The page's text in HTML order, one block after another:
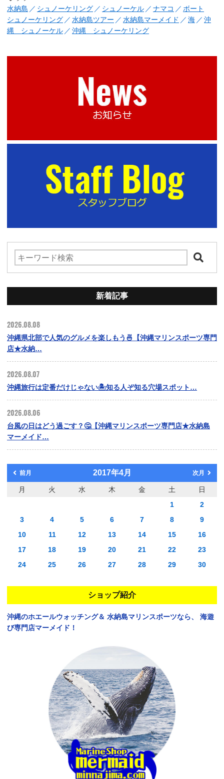
水納島
シュノーケリング シュノーケル ナマコ
ボート
シュノーケリング
水納島ツアー 水納島マーメイド 海
沖
縄 シュノーケル
沖縄 シュノーケリング
新着記事
2026.08.08
沖縄県北部で人気のグルメを楽しもう🍜【沖縄マリンスポーツ専門
店★水納…
2026.08.07
沖縄旅行は定番だけじゃない🏝️知る人ぞ知る穴場スポット…
2026.08.06
台風の日はどう過ごす？🤔【沖縄マリンスポーツ専門店★水納島
マーメイド…
前月 2017年4月 次月
月 火 水 木 金 土
日
1
2
3
4 5 6 7 8
9
10
11 12 13 14 15
16
17
18 19 20 21 22
23
24
25 26 27 28 29 30
ショップ紹介
沖縄のホエールウォッチング＆ 水納島マリンスポーツなら、
海遊
び専門店マーメイド！